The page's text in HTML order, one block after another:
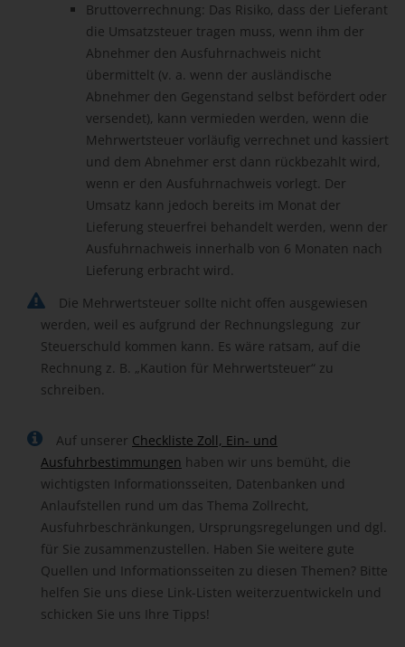
Bruttoverrechnung: Das Risiko, dass der Lieferant
die Umsatzsteuer tragen muss, wenn ihm der
Abnehmer den Ausfuhrnachweis nicht
übermittelt (v. a. wenn der ausländische
Abnehmer den Gegenstand selbst befördert oder
versendet), kann vermieden werden, wenn die
Mehrwertsteuer vorläufig verrechnet und kassiert
und dem Abnehmer erst dann rückbezahlt wird,
wenn er den Ausfuhrnachweis vorlegt. Der
Umsatz kann jedoch bereits im Monat der
Lieferung steuerfrei behandelt werden, wenn der
Ausfuhrnachweis innerhalb von 6 Monaten nach
Lieferung erbracht wird.
Die Mehrwertsteuer sollte nicht offen ausgewiesen
werden, weil es aufgrund der Rechnungslegung zur
Steuerschuld kommen kann. Es wäre ratsam, auf die
Rechnung z. B. „Kaution für Mehrwertsteuer“ zu
schreiben.
Auf unserer Checkliste Zoll, Ein- und
Ausfuhrbestimmungen haben wir uns bemüht, die
wichtigsten Informationsseiten, Datenbanken und
Anlaufstellen rund um das Thema Zollrecht,
Ausfuhrbeschränkungen, Ursprungsregelungen und dgl.
für Sie zusammenzustellen. Haben Sie weitere gute
Quellen und Informationsseiten zu diesen Themen? Bitte
helfen Sie uns diese Link-Listen weiterzuentwickeln und
schicken Sie uns Ihre Tipps!